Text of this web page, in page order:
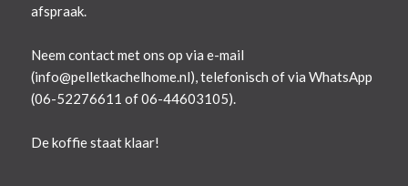
afspraak.
Neem contact met ons op via e-mail
(info@pelletkachelhome.nl), telefonisch of via WhatsApp
(06-52276611 of 06-44603105).
De koffie staat klaar!